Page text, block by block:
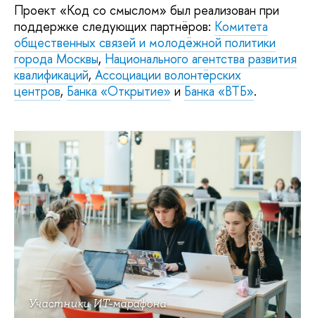
Проект «Код со смыслом» был реализован при
поддержке следующих партнёров: Комитета
общественных связей и молодёжной политики
города Москвы, Национального агентства развития
квалификаций, Ассоциации волонтёрских
центров, Банка «Открытие» и Банка «ВТБ».
Участники ИТ-марафона